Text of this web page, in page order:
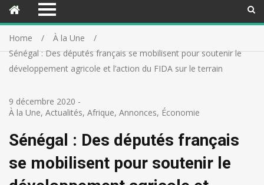
Home
À la Une
Sénégal : Des députés français se mobilisent pour soutenir le
développement agricole et l’action du FIDA sur le terrain
9 décembre 2020 -
À la Une, Actualités, Afrique, Annonces, Économie
Sénégal : Des députés français
se mobilisent pour soutenir le